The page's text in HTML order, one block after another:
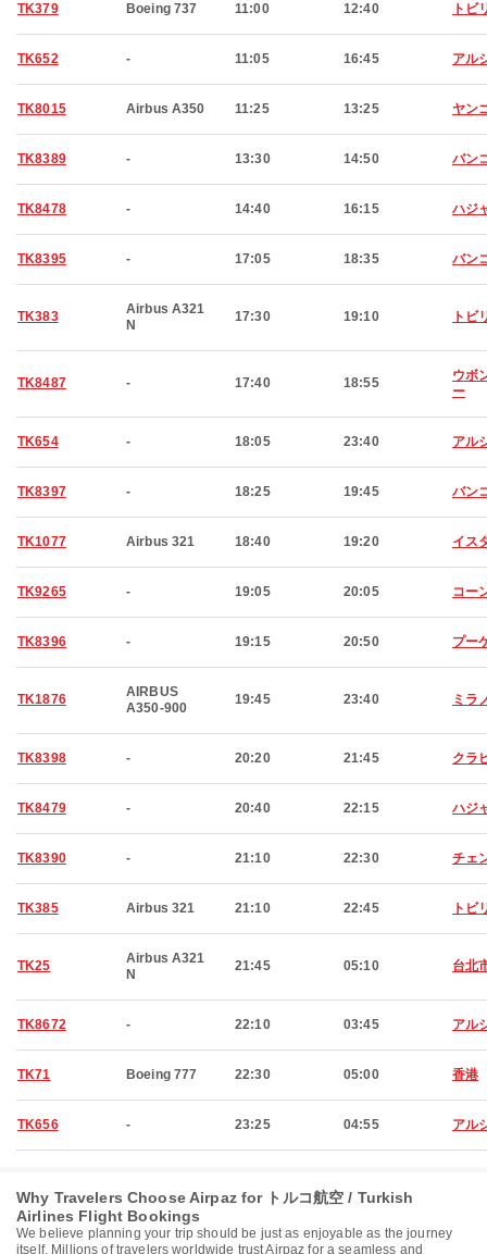
TK379 Boeing 737 11:00 12:40 トビ
TK652 - 11:05 16:45 アル
TK8015 Airbus A350 11:25 13:25 ヤン
TK8389 - 13:30 14:50 バン
TK8478 - 14:40 16:15 ハジ
TK8395 - 17:05 18:35 バン
TK383
Airbus A321
N
17:30 19:10 トビ
TK8487 - 17:40 18:55
ウボ
ー
TK654 - 18:05 23:40 アル
TK8397 - 18:25 19:45 バン
TK1077 Airbus 321 18:40 19:20 イス
TK9265 - 19:05 20:05 コー
TK8396 - 19:15 20:50 プー
TK1876
AIRBUS
A350-900
19:45 23:40 ミラ
TK8398 - 20:20 21:45 クラ
TK8479 - 20:40 22:15 ハジ
TK8390 - 21:10 22:30 チェ
TK385 Airbus 321 21:10 22:45 トビ
TK25
Airbus A321
N
21:45 05:10 台北
TK8672 - 22:10 03:45 アル
TK71 Boeing 777 22:30 05:00 香港
TK656 - 23:25 04:55 アル
Why Travelers Choose Airpaz for トルコ航空 / Turkish
Airlines Flight Bookings
We believe planning your trip should be just as enjoyable as the journey
itself. Millions of travelers worldwide trust Airpaz for a seamless and